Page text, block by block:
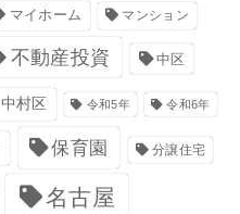
マイホーム マンション
不動産投資 中区
中村区 令和5年 令和6年
保育園 分譲住宅
名古屋